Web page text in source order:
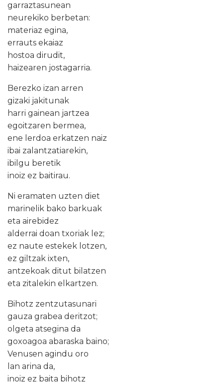
garraztasunean
neurekiko berbetan:
materiaz egina,
errauts ekaiaz
hostoa dirudit,
haizearen jostagarria.
Berezko izan arren
gizaki jakitunak
harri gainean jartzea
egoitzaren bermea,
ene lerdoa erkatzen naiz
ibai zalantzatiarekin,
ibilgu beretik
inoiz ez baitirau.
Ni eramaten uzten diet
marinelik bako barkuak
eta airebidez
alderrai doan txoriak lez;
ez naute estekek lotzen,
ez giltzak ixten,
antzekoak ditut bilatzen
eta zitalekin elkartzen.
Bihotz zentzutasunari
gauza grabea deritzot;
olgeta atsegina da
goxoagoa abaraska baino;
Venusen agindu oro
lan arina da,
inoiz ez baita bihotz